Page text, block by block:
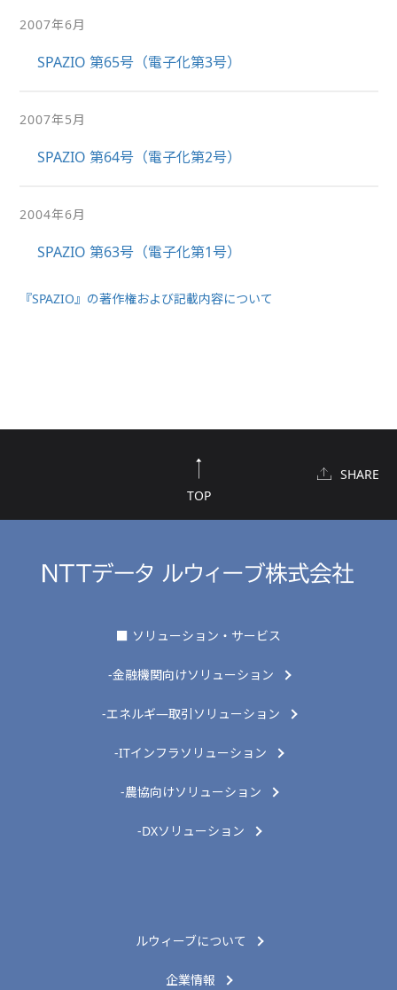
2007年6月
SPAZIO 第65号（電子化第3号）
2007年5月
SPAZIO 第64号（電子化第2号）
2004年6月
SPAZIO 第63号（電子化第1号）
『SPAZIO』の著作権および記載内容について
TOP
SHARE
■ ソリューション・サービス
-金融機関向けソリューション
-エネルギ―取引ソリューション
-ITインフラソリューション
-農協向けソリューション
-DXソリューション
ルウィーブについて
企業情報